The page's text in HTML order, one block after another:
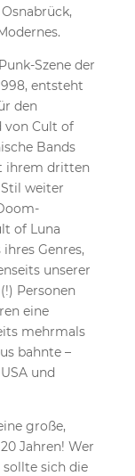
Szene der
entsteht
den
von Cult of
Bands
ihrem dritten
weiter
of Luna
Genres,
unserer
Personen
eine
mehrmals
bahnte –
und
große,
Jahren! Wer
sich die